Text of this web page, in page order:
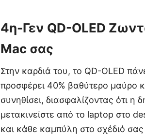
4η-Γεν QD-OLED
Mac σας
Στην καρδιά του, το QD-OLED
προσφέρει 40% βαθύτερο μαύρο
συνηθίσει, διασφαλίζοντας ότι
μετακινείστε από το laptop στο
και κάθε καμπύλη στο σχέδιό